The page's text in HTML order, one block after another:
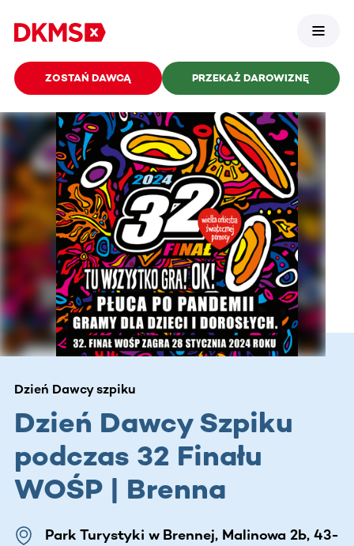
ZOSTAŃ DAWCĄ PRZEKAŻ DAROWIZNĘ
Dzień Dawcy szpiku
Dzień Dawcy Szpiku
podczas 32 Finału
WOŚP | Brenna
Park Turystyki w Brennej, Malinowa 2b, 43-